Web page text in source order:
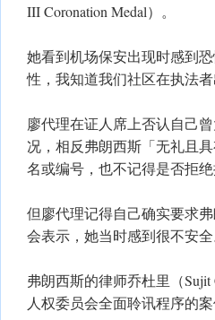
III Coronation Medal）。
她看到机场保安出现时感到
性，我知道我们社区在执法
廖代理在证人席上否认自己
况，相反弗朗西斯「无礼且
名或编号，也不记得是否拒绝
但廖代理记得自己确实要求
会表示，她当时感到很不安
弗朗西斯的律师乔杜里（
人权委员会全面聆讯程序的案